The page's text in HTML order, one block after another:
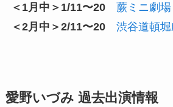
＜1月中＞1/11〜20
蕨ミニ劇場
＜2月中＞2/11〜20
渋谷道頓
愛野いづみ 過去出演情報